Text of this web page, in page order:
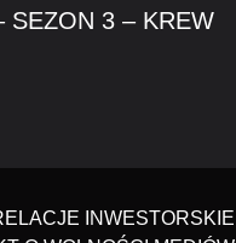
SEZON 3 – KREW
INWESTORSKIE